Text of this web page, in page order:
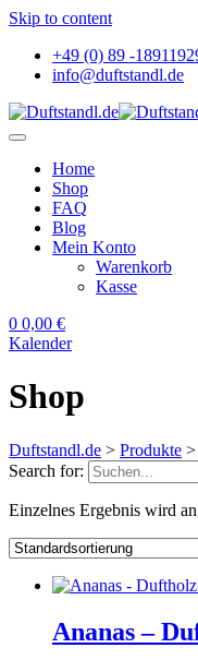
Skip to content
+49 (0) 89 -
info@duftstandl.de
Home
Shop
FAQ
Blog
Mein Konto
Warenkorb
Kasse
0 0,00 €
Kalender
Shop
Duftstandl.de > Produkte >
Search for:
Einzelnes Ergebnis wird
Ananas –